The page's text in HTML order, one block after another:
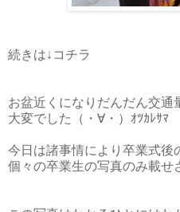
続きは↓コチラ
お盆近くになりだんだん交
大変でした（・∀・）ｵﾂｶﾚｻﾏ
今日は諸事情により卒業式後
個々の卒業生の写真のみ載せ